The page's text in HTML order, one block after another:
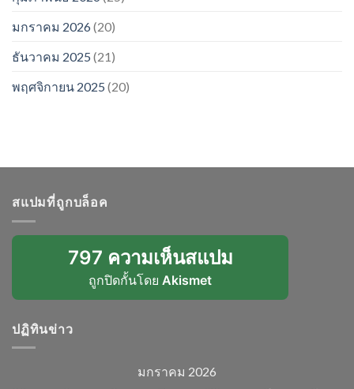
มกราคม 2026(20)
ธันวาคม 2025 (21)
พฤศจิกายน 2025 (20)
สแปมที่ถูกบล็อค
797 ความเห็นสแปม
ถูกปิดกั้นโดย Akismet
ปฏิทินข่าว
มกราคม 2026